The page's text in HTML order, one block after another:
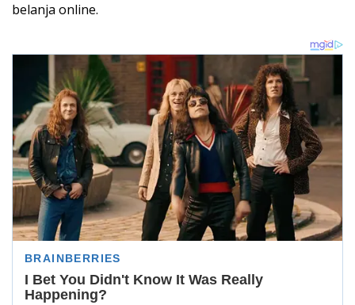
belanja online.